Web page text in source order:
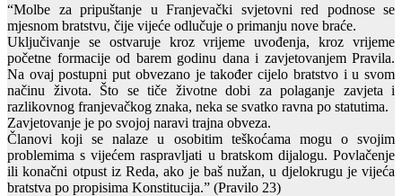
“Molbe za pripuštanje u Franjevački svjetovni red podnose se
mjesnom bratstvu, čije vijeće odlučuje o primanju nove braće.
Uključivanje se ostvaruje kroz vrijeme uvođenja, kroz vrijeme
početne formacije od barem godinu dana i zavjetovanjem Pravila.
Na ovaj postupni put obvezano je također cijelo bratstvo i u svom
načinu života. Što se tiče životne dobi za polaganje zavjeta i
razlikovnog franjevačkog znaka, neka se svatko ravna po statutima.
Zavjetovanje je po svojoj naravi trajna obveza.
Članovi koji se nalaze u osobitim teškoćama mogu o svojim
problemima s vijećem raspravljati u bratskom dijalogu. Povlačenje
ili konačni otpust iz Reda, ako je baš nužan, u djelokrugu je vijeća
bratstva po propisima Konstitucija.” (Pravilo 23)